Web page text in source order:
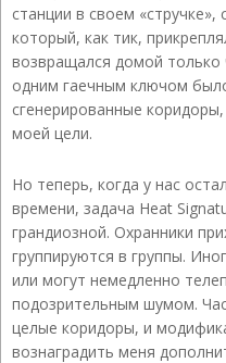
станции в своем
который, как тик,
возвращался домой только
одним гаечным ключом
сгенерированные
моей цели.
Но теперь, когда у нас
времени, задача Heat
грандиозной. Охранники
группируются в группы.
или могут немедленно
подозрительным шумом.
целые коридоры, и
вознаградить меня